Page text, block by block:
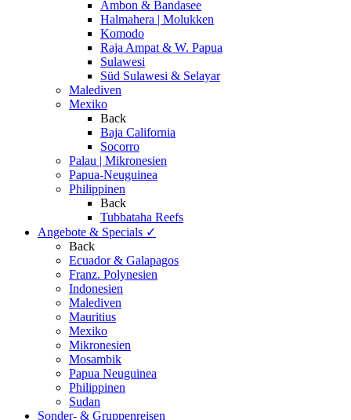
Ambon & Bandasee
Halmahera | Molukken
Komodo
Raja Ampat & W. Papua
Sulawesi
Süd Sulawesi & Selayar
Malediven
Mexiko
Back
Baja California
Socorro
Palau | Mikronesien
Papua-Neuguinea
Philippinen
Back
Tubbataha Reefs
Angebote & Specials ✓
Back
Ecuador & Galapagos
Franz. Polynesien
Indonesien
Malediven
Mauritius
Mexiko
Mikronesien
Mosambik
Papua Neuguinea
Philippinen
Sudan
Sonder- & Gruppenreisen